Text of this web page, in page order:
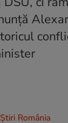
Știri România